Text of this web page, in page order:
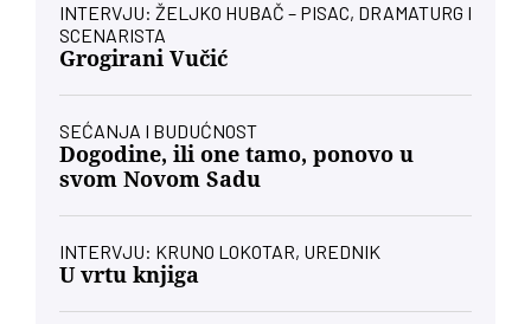
INTERVJU: ŽELJKO HUBAČ – PISAC, DRAMATURG I
SCENARISTA
Grogirani Vučić
SEĆANJA I BUDUĆNOST
Dogodine, ili one tamo, ponovo u
svom Novom Sadu
INTERVJU: KRUNO LOKOTAR, UREDNIK
U vrtu knjiga